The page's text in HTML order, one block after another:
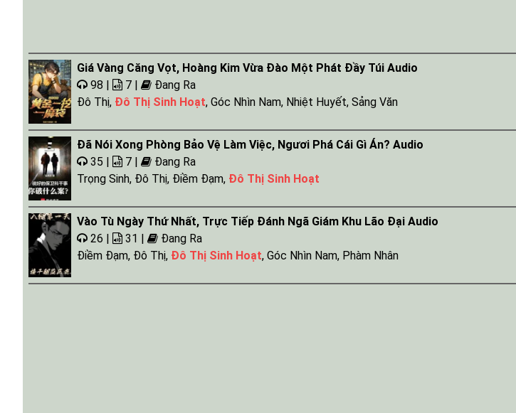
Giá Vàng Căng Vọt, Hoàng Kim Vừa Đào Một Phát Đầy Túi Audio
98 |
7 |
Đang Ra
Đô Thị, Đô Thị Sinh Hoạt, Góc Nhìn Nam, Nhiệt Huyết, Sảng Văn
Đã Nói Xong Phòng Bảo Vệ Làm Việc, Ngươi Phá Cái Gì Án? Audio
35 |
7 |
Đang Ra
Trọng Sinh, Đô Thị, Điềm Đạm, Đô Thị Sinh Hoạt
Vào Tù Ngày Thứ Nhất, Trực Tiếp Đánh Ngã Giám Khu Lão Đại Audio
26 |
31 |
Đang Ra
Điềm Đạm, Đô Thị, Đô Thị Sinh Hoạt, Góc Nhìn Nam, Phàm Nhân